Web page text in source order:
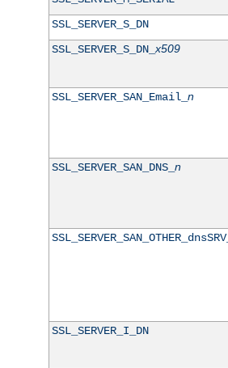
SSL_SERVER_S_DN
SSL_SERVER_S_DN_x509
SSL_SERVER_SAN_Email_ n
SSL_SERVER_SAN_DNS_ n
SSL_SERVER_SAN_OTHER_dnsSRV_
SSL_SERVER_I_DN